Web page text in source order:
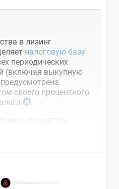
в лизинг
налоговую базу
периодических
(включая выкупную
своего процентного